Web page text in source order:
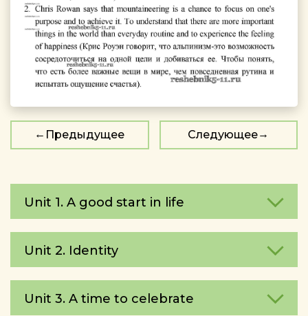
Предыдущее Следующее
Unit 1. A good start in life
Unit 2. Identity
Unit 3. A time to celebrate